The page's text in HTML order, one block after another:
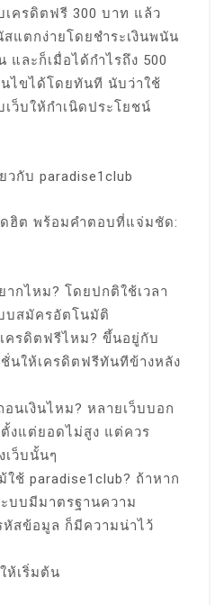
เครดิตฟรี 300 บาท แล้ว
แตกง่ายโดยชำระเงินพนัน
และก็เมื่อได้กำไรถึง 500
นไขได้โดยทันที นับว่าใช้
ว็บให้กำเนิดประโยชน์
กับ paradise1club
ดฮิต พร้อมคำตอบที่แจ่มชัด:
ากไหม? โดยปกติใช้เวลา
บสมัครอัตโนมัติ
ครดิตฟรีไหม? ขึ้นอยู่กับ
นให้เครดิตฟรีทันทีข้างหลัง
นเงินไหม? หลายเว็บบอก
งแต่ยอดไม่สูง แต่ควร
ว็บนั้นๆ
ช้ paradise1club? ถ้าหาก
ะบบมีมาตรฐานความ
สข้อมูล ก็มีความน่าไว้
ห้เริ่มต้น